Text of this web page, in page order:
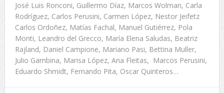
José Luis Ronconi, Guillermo Díaz, Marcos Wolman, Carla
Rodríguez, Carlos Perusini, Carmen López, Nestor Jeifetz
Carlos Ordoñez, Matías Fachal, Manuel Gutiérrez, Pola
Monti, Leandro del Grecco, María Elena Saludas, Beatriz
Rajland, Daniel Campione, Mariano Pasi, Bettina Muller,
Julio Gambina, Marisa López, Ana Fleitas, Marcos Perusini,
Eduardo Shmidt, Fernando Pita, Oscar Quinteros…